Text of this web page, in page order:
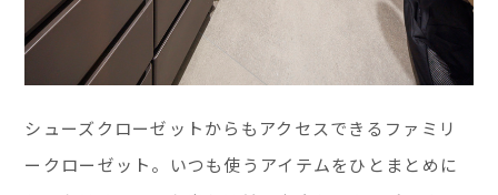
シューズクローゼットからもアクセスできるファミリ
ークローゼット。いつも使うアイテムをひとまとめに